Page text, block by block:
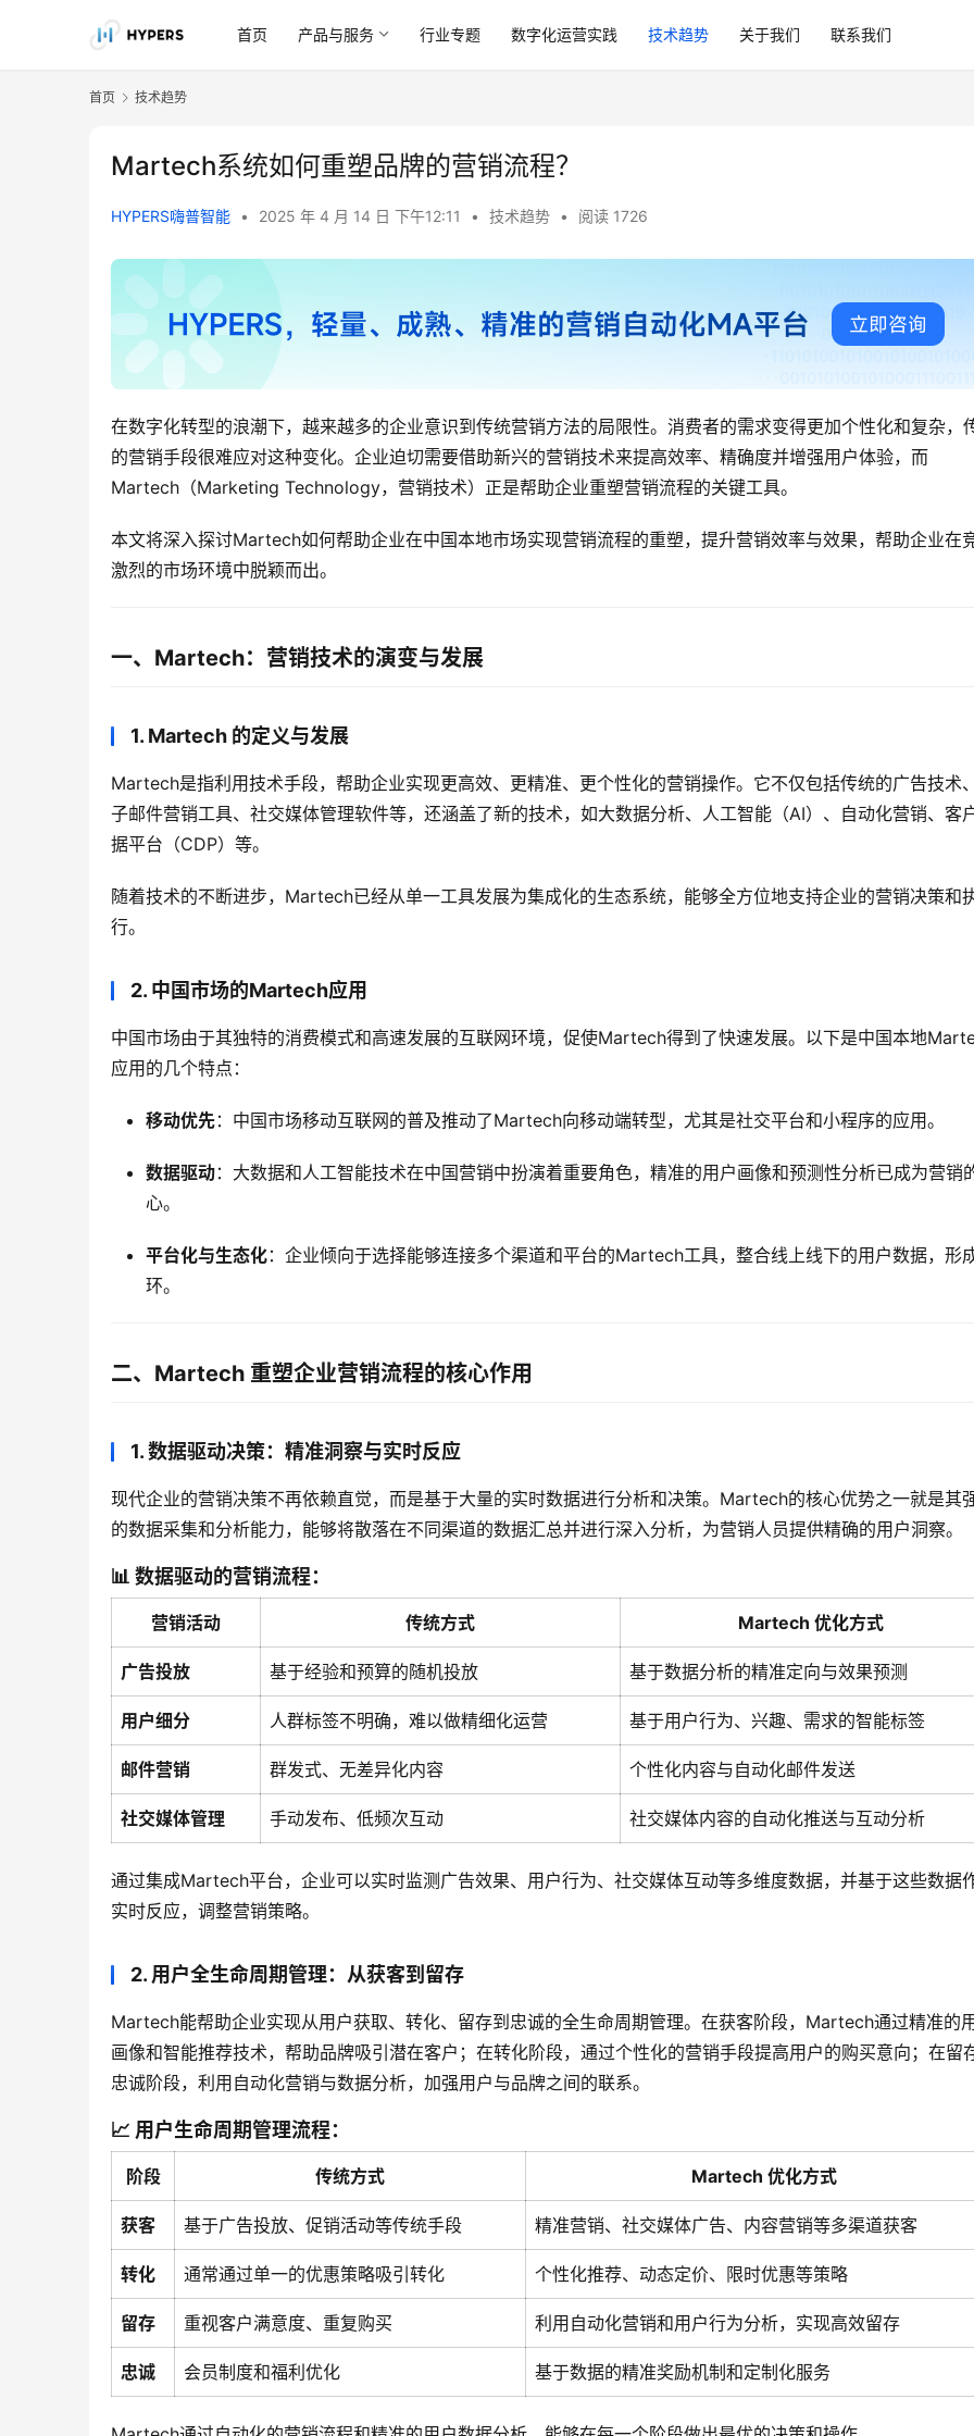
首页 产品与服务 行业专题 数字化运营实践 技术趋势 关于我们 联系我们
首页 技术趋势
Martech系统如何重塑品牌的营销流程？
HYPERS嗨普智能 • 2025 年 4 月 14 日 下午12:11 • 技术趋势 • 阅读 1726
在数字化转型的浪潮下，越来越多的企业意识到传统营销方法的局限性。消费者的需求变得更加个性化和复杂，
的营销手段很难应对这种变化。企业迫切需要借助新兴的营销技术来提高效率、精确度并增强用户体验，而
Martech（Marketing Technology，营销技术）正是帮助企业重塑营销流程的关键工具。
本文将深入探讨Martech如何帮助企业在中国本地市场实现营销流程的重塑，提升营销效率与效果，帮助企业在
激烈的市场环境中脱颖而出。
一、Martech：营销技术的演变与发展
1. Martech 的定义与发展
Martech是指利用技术手段，帮助企业实现更高效、更精准、更个性化的营销操作。它不仅包括传统的广告技术
子邮件营销工具、社交媒体管理软件等，还涵盖了新的技术，如大数据分析、人工智能（AI）、自动化营销、客
据平台（CDP）等。
随着技术的不断进步，Martech已经从单一工具发展为集成化的生态系统，能够全方位地支持企业的营销决策和
行。
2. 中国市场的Martech应用
中国市场由于其独特的消费模式和高速发展的互联网环境，促使Martech得到了快速发展。以下是中国本地
应用的几个特点：
移动优先：中国市场移动互联网的普及推动了Martech向移动端转型，尤其是社交平台和小程序的应用。
数据驱动：大数据和人工智能技术在中国营销中扮演着重要角色，精准的用户画像和预测性分析已成为营销
心。
平台化与生态化：企业倾向于选择能够连接多个渠道和平台的Martech工具，整合线上线下的用户数据，形
环。
二、Martech 重塑企业营销流程的核心作用
1. 数据驱动决策：精准洞察与实时反应
现代企业的营销决策不再依赖直觉，而是基于大量的实时数据进行分析和决策。Martech的核心优势之一就是其
的数据采集和分析能力，能够将散落在不同渠道的数据汇总并进行深入分析，为营销人员提供精确的用户洞察。
📊 数据驱动的营销流程：
营销活动 传统方式 Martech 优化方式
广告投放 基于经验和预算的随机投放 基于数据分析的精准定向与效果预测
用户细分 人群标签不明确，难以做精细化运营 基于用户行为、兴趣、需求的智能标签
邮件营销 群发式、无差异化内容 个性化内容与自动化邮件发送
社交媒体管理 手动发布、低频次互动 社交媒体内容的自动化推送与互动分析
通过集成Martech平台，企业可以实时监测广告效果、用户行为、社交媒体互动等多维度数据，并基于这些数据
实时反应，调整营销策略。
2. 用户全生命周期管理：从获客到留存
Martech能帮助企业实现从用户获取、转化、留存到忠诚的全生命周期管理。在获客阶段，Martech通过精准的
画像和智能推荐技术，帮助品牌吸引潜在客户；在转化阶段，通过个性化的营销手段提高用户的购买意向；在留
忠诚阶段，利用自动化营销与数据分析，加强用户与品牌之间的联系。
📈 用户生命周期管理流程：
阶段 传统方式 Martech 优化方式
获客 基于广告投放、促销活动等传统手段 精准营销、社交媒体广告、内容营销等多渠道获客
转化 通常通过单一的优惠策略吸引转化 个性化推荐、动态定价、限时优惠等策略
留存 重视客户满意度、重复购买 利用自动化营销和用户行为分析，实现高效留存
忠诚 会员制度和福利优化 基于数据的精准奖励机制和定制化服务